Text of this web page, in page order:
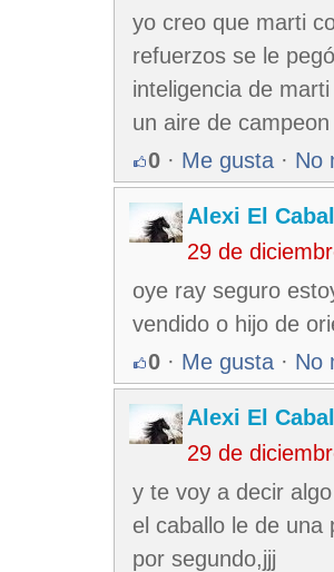
yo creo que marti
refuerzos se le
inteligencia de
un aire de campeon
0 · Me gusta · No
Alexi El
29 de
oye ray seguro
vendido o hijo de
0 · Me gusta · No
Alexi El
29 de
y te voy a decir
el caballo le de una
por segundo,jjj